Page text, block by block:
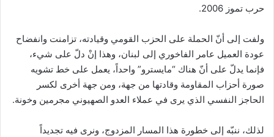
حرب تموز 2006.
ولفت إلى أنّ الحملة على الحزب القومي وقيادته، تزامنت وانفضاح
عودة العميل عامر الفاخوري إلى لبنان، وهذا إنْ دلّ على شيء،
فإنما يدلّ على أنّ هناك “مايسترو” واحداً، يعمل على خط تشويه
صورة أحزاب المقاومة وقادتها من جهة، ومن جهة أخرى لكسر
الحاجز النفسي الذي يرى في عملاء العدو الصهيوني مجرمين وخونة.
لذلك، ننبّه إلى خطورة هذا المسار المزدوج، ونرى فيه تجديداً